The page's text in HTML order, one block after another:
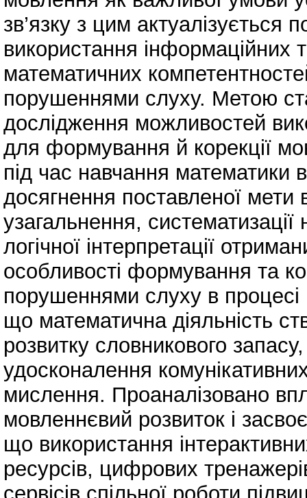
зв’язку з цим актуалізується
використання інформаційних
математичних
порушеннями слуху. Метою
дослідження можливостей
для формування й корекції
під час навчання математики
досягнення поставленої мети
узагальнення,
логічної інтерпретації
особливості формування та
порушеннями слуху в процесі
що математична діяльність
розвитку словникового
удосконалення
мислення. Проаналізовано
мовленнєвий розвиток і
що використання
ресурсів, цифрових